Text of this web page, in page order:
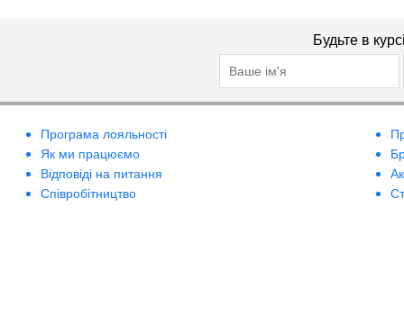
Будьте в
Програма лояльності
Як ми працюємо
Відповіді на питання
Співробітництво